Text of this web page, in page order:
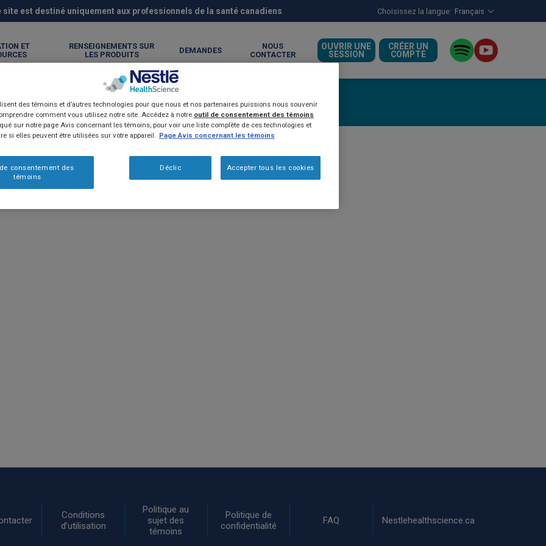
site est destiné uniquement aux professionnels de la santé canadiens Choisissez la langue: Français
ET
RENSEIGNEMENTS SUR
LES PRODUITS
DEMANDES
NOUS
CONTACTER
OUVRIR UNE
SESSION
CRÉER UN
COMPTE
Conditions
d’utilisation
Politique au
sujet des
témoins
Politique de
confidentialité
FAQ Nestlehealthscience.ca
des témoins et d’autres technologies pour que nous et nos partenaires puissions nous souvenir
comment vous utilisez notre site. Accédez à notre outil de consentement des témoins
sur notre page Avis concernant les témoins, pour voir une liste complète de ces technologies et
si elles peuvent être utilisées sur votre appareil.
Page Avis concernant les témoins
Déclic Accepter tous les cookies
consentement des
témoins